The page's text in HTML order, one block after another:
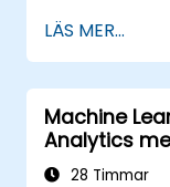
Models)
Tillämpa
AI-
Utveckla
LÄS MER...
Machine
Analytics
28 Timmar